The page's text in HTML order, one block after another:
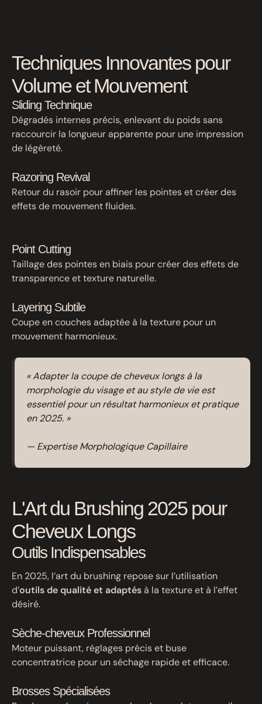
Techniques Innovantes pour
Volume et Mouvement
Sliding Technique
Dégradés internes précis, enlevant du poids sans
raccourcir la longueur apparente pour une impression
de légèreté.
Razoring Revival
Retour du rasoir pour affiner les pointes et créer des
effets de mouvement fluides.
Point Cutting
Taillage des pointes en biais pour créer des effets de
transparence et texture naturelle.
Layering Subtile
Coupe en couches adaptée à la texture pour un
mouvement harmonieux.
« Adapter la coupe de cheveux longs à la
morphologie du visage et au style de vie est
essentiel pour un résultat harmonieux et pratique
en 2025. »
— Expertise Morphologique Capillaire
L'Art du Brushing 2025 pour
Cheveux Longs
Outils Indispensables
En 2025, l’art du brushing repose sur l’utilisation
d’outils de qualité et adaptésà la texture et à l’effet
désiré.
Sèche-cheveux Professionnel
Moteur puissant, réglages précis et buse
concentratrice pour un séchage rapide et efficace.
Brosses Spécialisées